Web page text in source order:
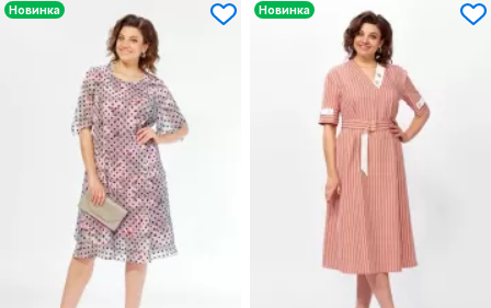
Новинка Новинка